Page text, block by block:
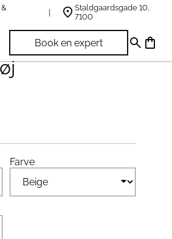
&
Staldgaardsgade 10,
7100
Book en expert
Bambus
Farve